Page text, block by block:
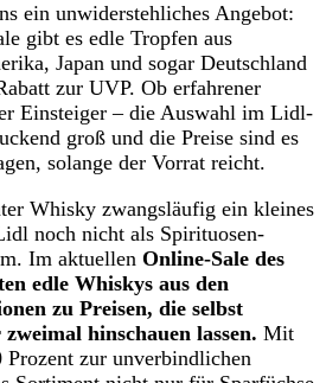
ein unwiderstehliches Angebot:
gibt es edle Tropfen aus
Japan und sogar Deutschland
zur UVP. Ob erfahrener
Einsteiger – die Auswahl im Lidl-
groß und die Preise sind es
solange der Vorrat reicht.
Whisky zwangsläufig ein kleines
noch nicht als Spirituosen-
Im aktuellen Online-Sale des
edle Whiskys aus den
zu Preisen, die selbst
hinschauen lassen. Mit
Prozent zur unverbindlichen